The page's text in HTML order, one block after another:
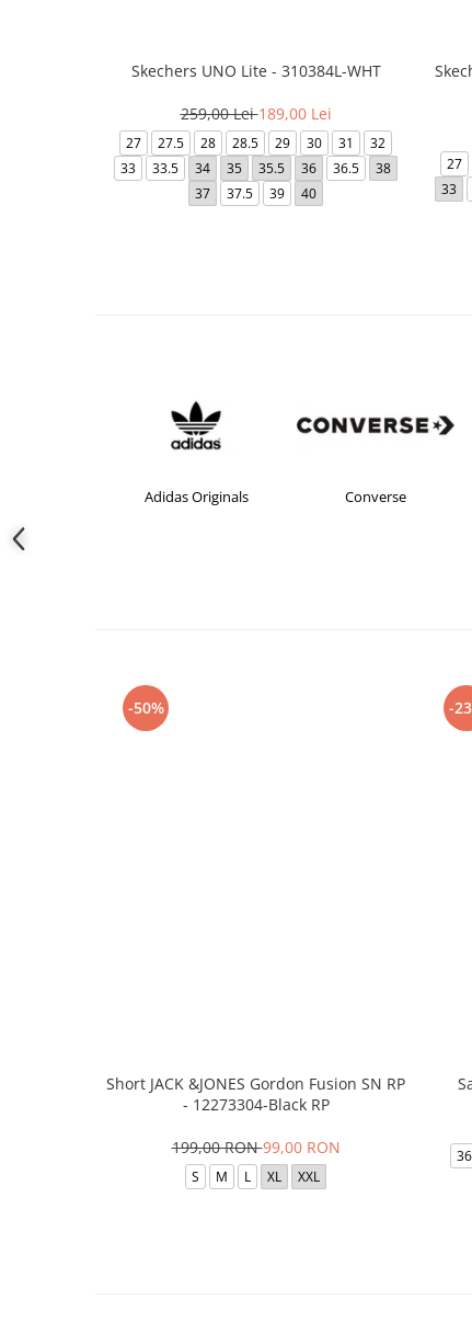
Skechers UNO Lite - 310384L-WHT
259,00 Lei189,00 Lei
27 27.5 28 28.5 29 30 31
32
33
33.5 34 35 35.5 36 36.5
38
37
37.5 39 40
27
33
Adidas Originals Converse
-50%
Short JACK &JONES Gordon Fusion SN RP
- 12273304-Black RP
199,00 RON99,00 RON
S M L XL XXL
-